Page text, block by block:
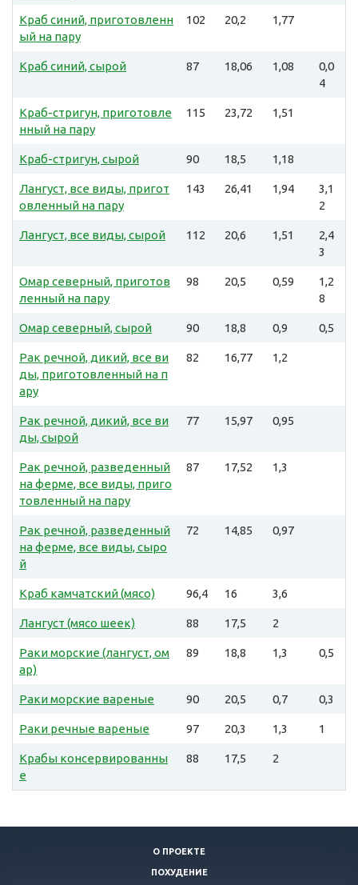
Краб синий, приготовленн
ый на пару
102 20,2 1,77
Краб синий, сырой 87 18,06 1,08
0,0
4
Краб-стригун, приготовле
нный на пару
115 23,72 1,51
Краб-стригун, сырой 90 18,5 1,18
Лангуст, все виды, пригот
овленный на пару
143 26,41 1,94
3,1
2
Лангуст, все виды, сырой 112 20,6 1,51
2,4
3
Омар северный, приготов
ленный на пару
98 20,5 0,59
1,2
8
Омар северный, сырой 90 18,8 0,9 0,5
Рак речной, дикий, все ви
ды, приготовленный на п
ару
82 16,77 1,2
Рак речной, дикий, все ви
ды, сырой
77 15,97 0,95
Рак речной, разведенный
на ферме, все виды, приго
товленный на пару
87 17,52 1,3
Рак речной, разведенный
на ферме, все виды, сыро
й
72 14,85 0,97
Краб камчатский (мясо) 96,4 16 3,6
Лангуст (мясо шеек) 88 17,5 2
Раки морские (лангуст, ом
ар)
89 18,8 1,3 0,5
Раки морские вареные 90 20,5 0,7 0,3
Раки речные вареные 97 20,3 1,3 1
Крабы консервированны
е
88 17,5 2
О ПРОЕКТЕ
ПОХУДЕНИЕ